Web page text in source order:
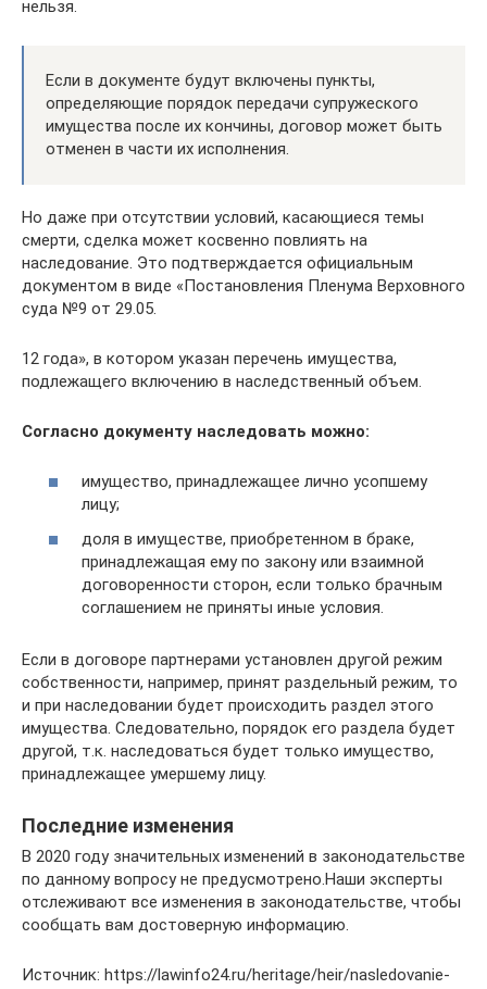
нельзя.
Если в документе будут включены пункты,
определяющие порядок передачи супружеского
имущества после их кончины, договор может быть
отменен в части их исполнения.
Но даже при отсутствии условий, касающиеся темы
смерти, сделка может косвенно повлиять на
наследование. Это подтверждается официальным
документом в виде «Постановления Пленума Верховного
суда №9 от 29.05.
12 года», в котором указан перечень имущества,
подлежащего включению в наследственный объем.
Согласно документу наследовать можно:
имущество, принадлежащее лично усопшему
лицу;
доля в имуществе, приобретенном в браке,
принадлежащая ему по закону или взаимной
договоренности сторон, если только брачным
соглашением не приняты иные условия.
Если в договоре партнерами установлен другой режим
собственности, например, принят раздельный режим, то
и при наследовании будет происходить раздел этого
имущества. Следовательно, порядок его раздела будет
другой, т.к. наследоваться будет только имущество,
принадлежащее умершему лицу.
Последние изменения
В 2020 году значительных изменений в законодательстве
по данному вопросу не предусмотрено.Наши эксперты
отслеживают все изменения в законодательстве, чтобы
сообщать вам достоверную информацию.
Источник: https://lawinfo24.ru/heritage/heir/nasledovanie-